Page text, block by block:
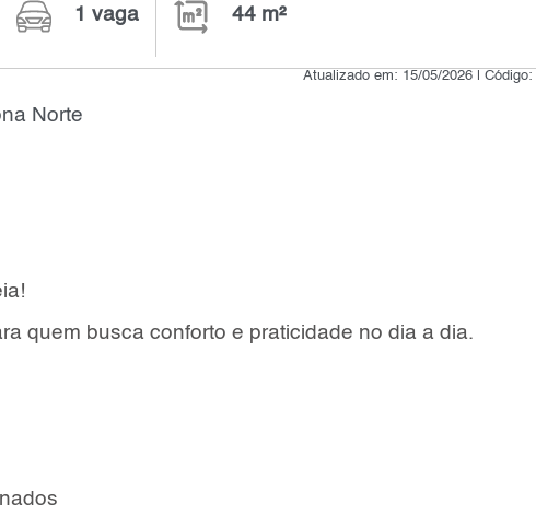
1 vaga 44 m²
Atualizado em: 15/05/2026 | Código:
Norte
quem busca conforto e praticidade no dia a dia.